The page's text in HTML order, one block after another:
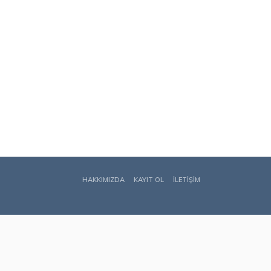
HAKKIMIZDA KAYIT OL İLETIŞIM